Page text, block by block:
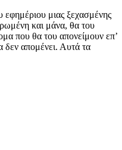
μιας ξεχασμένης
και μάνα, θα του
που θα του απονείμουν επ’
δεν απoμένει. Αυτά τα